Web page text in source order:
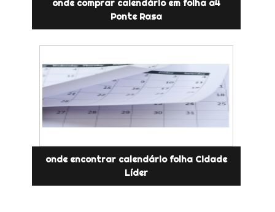
onde comprar calendário em folha a4
Ponte Rasa
onde encontrar calendário folha Cidade
Líder